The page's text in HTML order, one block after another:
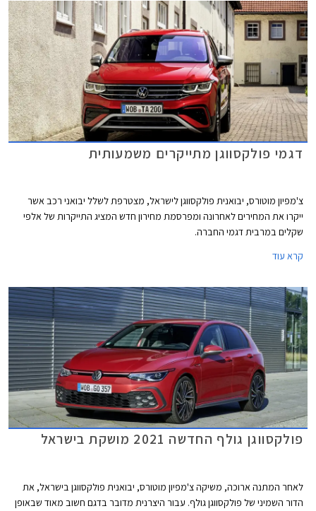
דגמי פולקסווגן מתייקרים משמעותית
צ'מפיון מוטורס, יבואנית פולקסווגן לישראל, מצטרפת לשלל יבואני רכב אשר
ייקרו את המחירים לאחרונה ומפרסמת מחירון חדש המציג התייקרות של אלפי
שקלים במרבית דגמי החברה.
קרא עוד
פולקסווגן גולף החדשה 2021 מושקת בישראל
לאחר המתנה ארוכה, משיקה צ'מפיון מוטורס, יבואנית פולקסווגן בישראל, את
הדור השמיני של פולקסווגן גולף. עבור היצרנית מדובר בדגם חשוב מאוד שבאופן